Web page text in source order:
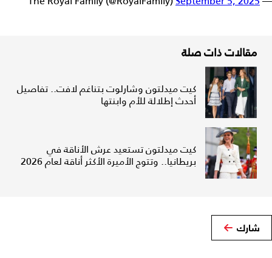
مقالات ذات صلة
كيت ميدلتون وشارلوت بتناغم لافت.. تفاصيل
أحدث إطلالة للأم وابنتها
كيت ميدلتون تستعيد عرش الأناقة في
بريطانيا.. وتتوج الأميرة الأكثر أناقة لعام 2026
شارك